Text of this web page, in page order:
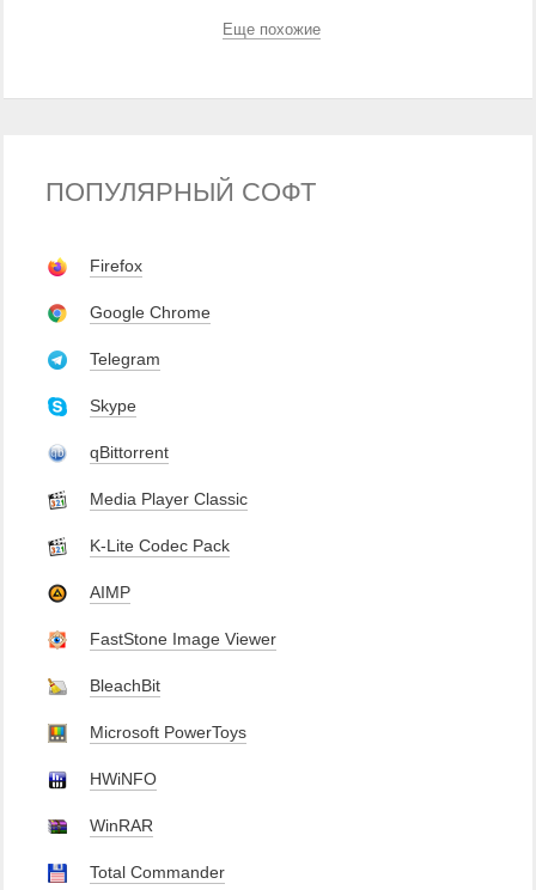
Еще похожие
ПОПУЛЯРНЫЙ СОФТ
Firefox
Google Chrome
Telegram
Skype
qBittorrent
Media Player Classic
K-Lite Codec Pack
AIMP
FastStone Image Viewer
BleachBit
Microsoft PowerToys
HWiNFO
WinRAR
Total Commander